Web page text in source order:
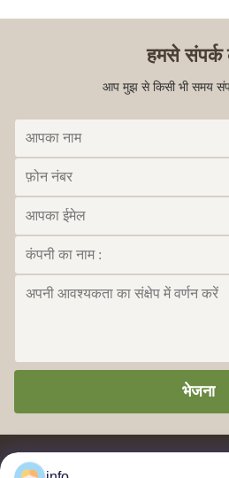
हमसे संपर्क
आप मुझ से किसी भी समय
भेजना